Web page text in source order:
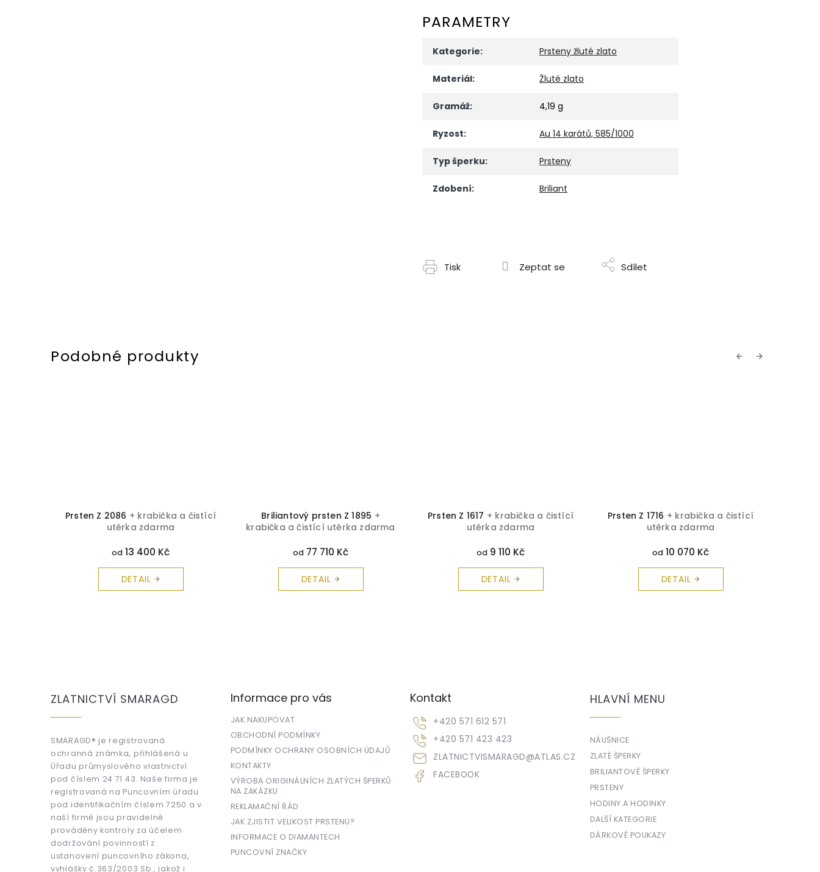
PARAMETRY
Kategorie: Prsteny žluté zlato
Materiál: Žluté zlato
Gramáž: 4,19 g
Ryzost: Au 14 karátů, 585/1000
Typ šperku: Prsteny
Zdobení: Briliant
Tisk Zeptat se Sdílet
Previous
Prsten Z 2086 + krabička a čistící
utěrka zdarma
od 13 400 Kč
DETAIL
Briliantový prsten Z 1895 +
krabička a čistící utěrka zdarma
od 77 710 Kč
DETAIL
Prsten Z 1617 + krabička a čistící
utěrka zdarma
od 9 110 Kč
DETAIL
Prsten Z 1716 + krabička a čistící
utěrka zdarma
od 10 070 Kč
DETAIL
Next
ZLATNICTVÍ SMARAGD
SMARAGD® je registrovaná
ochranná známka, přihlášená u
Úřadu průmyslového vlastnictví
pod číslem 24 71 43. Naše firma je
registrovaná na Puncovním úřadu
pod identifikačním číslem 7250 a v
naší firmě jsou pravidelně
prováděny kontroly za účelem
dodržování povinností z
ustanovení puncovního zákona,
vyhlášky č.363/2003 Sb., jakož i
Informace pro vás
JAK NAKUPOVAT
OBCHODNÍ PODMÍNKY
PODMÍNKY OCHRANY OSOBNÍCH ÚDAJŮ
KONTAKTY
VÝROBA ORIGINÁLNÍCH ZLATÝCH ŠPERKŮ
NA ZAKÁZKU
REKLAMAČNÍ ŘÁD
JAK ZJISTIT VELIKOST PRSTENU?
INFORMACE O DIAMANTECH
PUNCOVNÍ ZNAČKY
Kontakt
ZLATNICTVISMARAGD@ATLAS.CZ
+420 571 612 571
+420 571 423 423
FACEBOOK
HLAVNÍ MENU
NÁUŠNICE
ZLATÉ ŠPERKY
BRILIANTOVÉ ŠPERKY
PRSTENY
HODINY A HODINKY
DALŠÍ KATEGORIE
DÁRKOVÉ POUKAZY